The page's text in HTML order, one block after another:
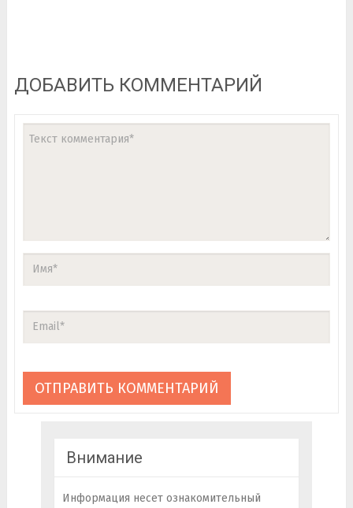
ДОБАВИТЬ КОММЕНТАРИЙ
Внимание
Информация несет ознакомительный